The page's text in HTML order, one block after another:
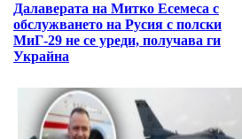
Далаверата на Митко Есемеса с
обслужването на Русия с полски
МиГ-29 не се уреди, получава ги
Украйна